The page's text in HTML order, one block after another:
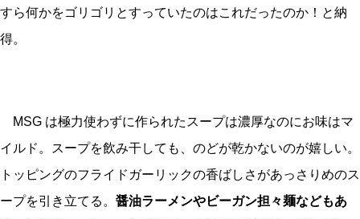
すら何かをゴリゴリとすっていたのはこれだったのか！と納
得。
MSG は極力使わずに作られたスープは濃厚なのにお味はマ
イルド。スープを飲み干しても、のどが乾かないのが嬉しい。
トッピングのフライドガーリックの香ばしさがあっさりめのス
ープを引き立てる。 醤油ラーメンやビーガン担々麺などもあ